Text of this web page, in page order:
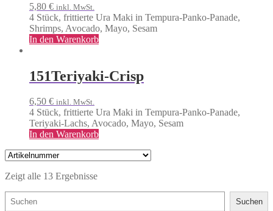
5,80 € inkl. MwSt.
4 Stück, frittierte Ura Maki in Tempura-Panko-Panade,
Shrimps, Avocado, Mayo, Sesam
In den Warenkorb
151Teriyaki-Crisp
6,50 € inkl. MwSt.
4 Stück, frittierte Ura Maki in Tempura-Panko-Panade,
Teriyaki-Lachs, Avocado, Mayo, Sesam
In den Warenkorb
Zeigt alle 13 Ergebnisse
Suchen
Suchen